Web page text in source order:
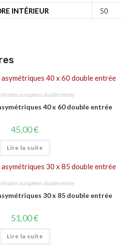
INTÉRIEUR
50
européens double entrée
40 x 60 double entrée
45,00€
Lire la suite
européens double entrée
30 x 85 double entrée
51,00€
Lire la suite